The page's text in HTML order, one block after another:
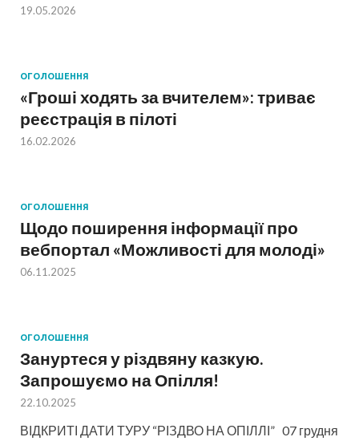
19.05.2026
ОГОЛОШЕННЯ
«Гроші ходять за вчителем»: триває
реєстрація в пілоті
16.02.2026
ОГОЛОШЕННЯ
Щодо поширення інформації про
вебпортал «Можливості для молоді»
06.11.2025
ОГОЛОШЕННЯ
Зануртеся у різдвяну казкую.
Запрошуємо на Опілля!
22.10.2025
ВІДКРИТІ ДАТИ ТУРУ “РІЗДВО НА ОПІЛЛІ” 07 грудня